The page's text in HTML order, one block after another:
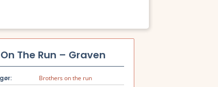
On The Run – Graven
Brothers on the run